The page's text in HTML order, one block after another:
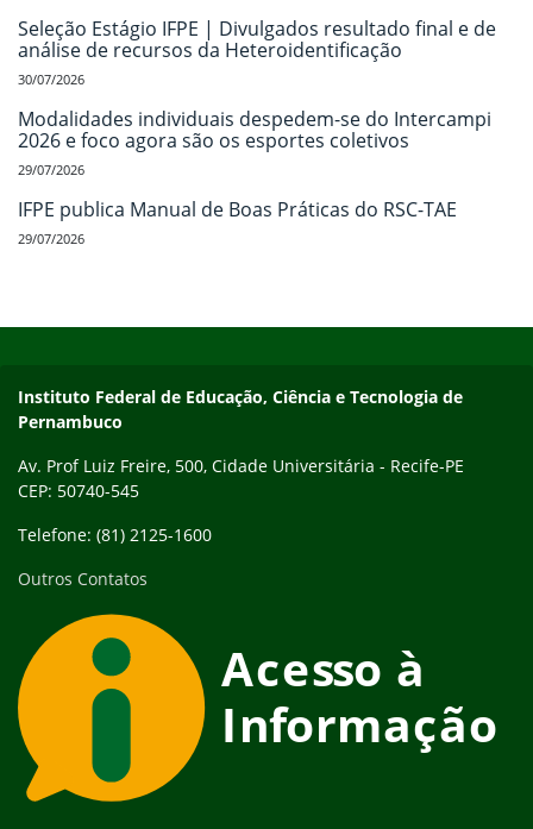
Seleção Estágio IFPE | Divulgados resultado final e de
análise de recursos da Heteroidentificação
30/07/2026
Modalidades individuais despedem-se do Intercampi
2026 e foco agora são os esportes coletivos
29/07/2026
IFPE publica Manual de Boas Práticas do RSC-TAE
29/07/2026
Instituto Federal de Educação, Ciência e Tecnologia de
Pernambuco
Av. Prof Luiz Freire, 500, Cidade Universitária - Recife-PE
CEP: 50740-545
Telefone: (81) 2125-1600
Outros Contatos